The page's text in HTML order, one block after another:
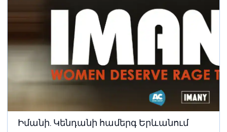
Իմանի. Կենդանի համերգ Երևանում